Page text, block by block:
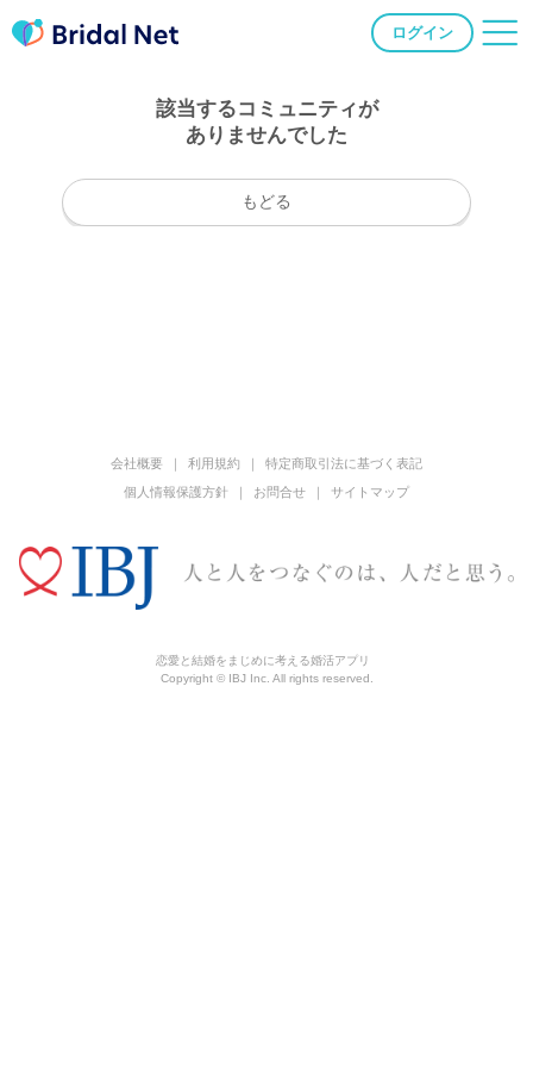
ログイン
該当するコミュニティが
ありませんでした
もどる
会社概要 利用規約
特定商取引法に基づく表記
個人情報保護方針
お問合せ サイトマップ
恋愛と結婚をまじめに考える婚活アプリ
Copyright © IBJ Inc. All rights reserved.